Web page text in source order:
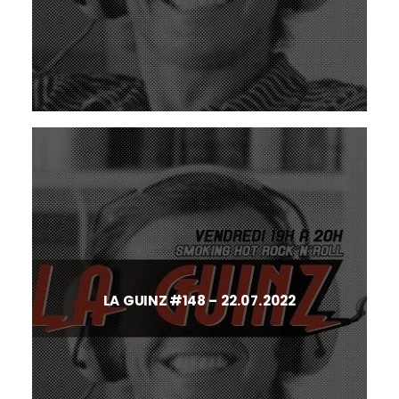
LA GUINZ #148 – 22.07.2022